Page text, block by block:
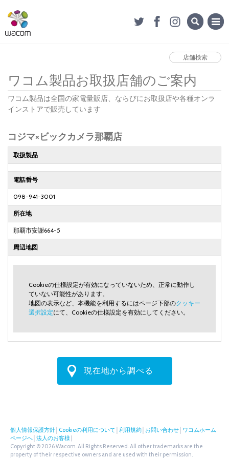
店舗検索
ワコム製品お取扱店舗のご案内
ワコム製品は全国の家電量販店、ならびにお取扱店や各種オンラ
インストアで販売しています
コジマ×ビックカメラ那覇店
取扱製品
電話番号
098-941-3001
所在地
那覇市安謝664-5
周辺地図
Cookieの仕様設定が有効になっていないため、正常に動作し
ていない可能性があります。
地図の表示など、本機能を利用するにはページ下部のクッキー
選択設定にて、Cookieの仕様設定を有効にしてください。
現在地から調べる
個人情報保護方針 Cookieの利用について 利用規約 お問い合わせ ワコムホーム
ページへ 法人のお客様
Copyright © 2026 Wacom. All Rights Reserved. All other trademarks are the
property of their respective owners and are used with their permission.